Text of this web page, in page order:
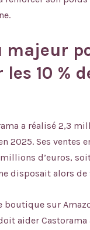
majeur
les 10 %
a réalisé 2,3
2025. Ses ventes
d’euros,
disposait alors de
boutique sur
aider